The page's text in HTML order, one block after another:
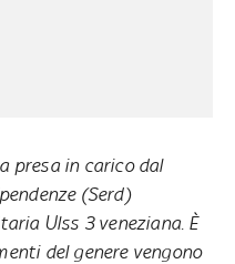
presa in carico dal
(Serd)
Ulss 3 veneziana. È
del genere vengono